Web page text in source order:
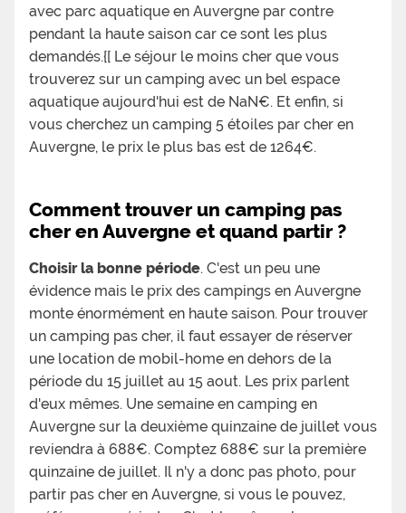
avec parc aquatique en Auvergne par contre
pendant la haute saison car ce sont les plus
demandés.{[ Le séjour le moins cher que vous
trouverez sur un camping avec un bel espace
aquatique aujourd'hui est de NaN€. Et enfin, si
vous cherchez un camping 5 étoiles par cher en
Auvergne, le prix le plus bas est de 1264€.
Comment trouver un camping pas
cher en Auvergne et quand partir ?
Choisir la bonne période. C'est un peu une
évidence mais le prix des campings en Auvergne
monte énormément en haute saison. Pour trouver
un camping pas cher, il faut essayer de réserver
une location de mobil-home en dehors de la
période du 15 juillet au 15 aout. Les prix parlent
d'eux mêmes. Une semaine en camping en
Auvergne sur la deuxième quinzaine de juillet vous
reviendra à 688€. Comptez 688€ sur la première
quinzaine de juillet. Il n'y a donc pas photo, pour
partir pas cher en Auvergne, si vous le pouvez,